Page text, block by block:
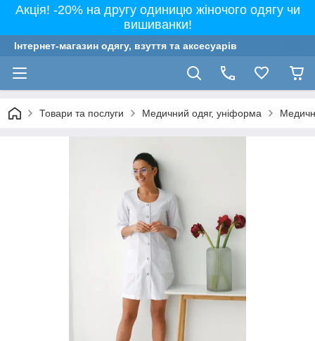
Акція! -20% на другу одиницю жіночого одягу чи
вишиванки!
Інтернет-магазин одягу, взуття та аксесуарів
Товари та послуги Медичний одяг, уніформа